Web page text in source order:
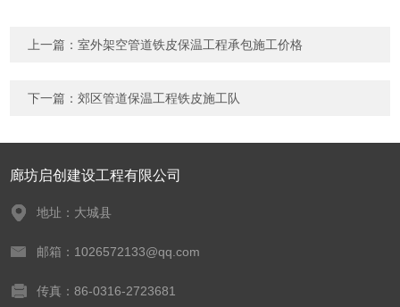
上一篇：室外架空管道铁皮保温工程承包施工价格
下一篇：郊区管道保温工程铁皮施工队
廊坊启创建设工程有限公司
地址：大城县
邮箱：1026572133@qq.com
传真：86-0316-2723681